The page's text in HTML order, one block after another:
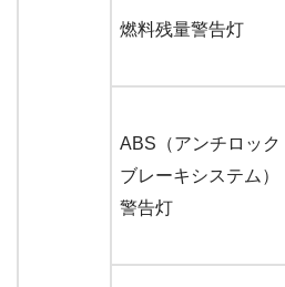
燃料残量警告灯
ABS（アンチロック
ブレーキシステム）
警告灯